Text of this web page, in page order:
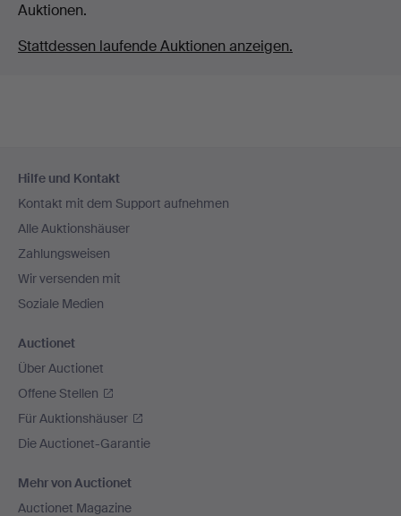
Auktionen.
Stattdessen laufende Auktionen anzeigen.
Navigation
Hilfe und Kontakt
Kontakt mit dem Support aufnehmen
Alle Auktionshäuser
Zahlungsweisen
Wir versenden mit
Soziale Medien
Auctionet
Über Auctionet
Offene Stellen
Für Auktionshäuser
Die Auctionet-Garantie
Mehr von Auctionet
Auctionet Magazine